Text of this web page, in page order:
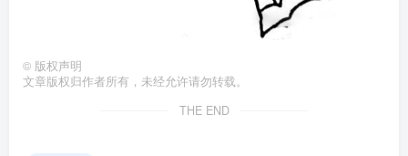
© 版权声明
文章版权归作者所有，未经允许请勿转载。
THE END